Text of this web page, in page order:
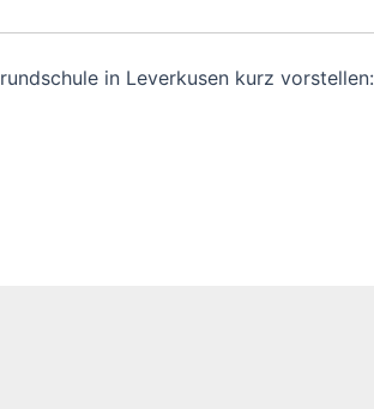
in Leverkusen kurz vorstellen: